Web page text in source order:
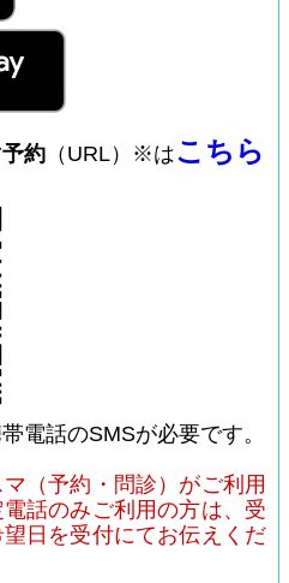
約 （URL）※はこちら
電話のSMSが必要です。
（予約・問診）がご利用
話のみご利用の方は、受
日を受付にてお伝えくだ